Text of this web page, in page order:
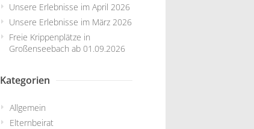
Unsere Erlebnisse im April 2026
Unsere Erlebnisse im März 2026
Freie Krippenplätze in
Großenseebach ab 01.09.2026
Kategorien
Allgemein
Elternbeirat